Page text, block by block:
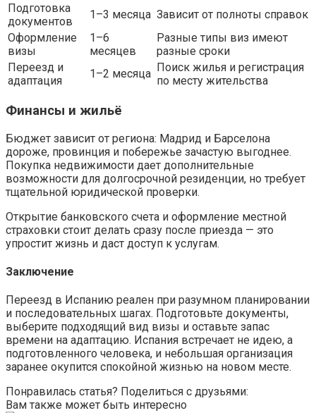
Подготовка
документов
1–3 месяца Зависит от полноты справок
Оформление
визы
1–6
месяцев
Разные типы виз имеют
разные сроки
Переезд и
адаптация
1–2 месяца Поиск жилья и регистрация
по месту жительства
Финансы и жильё
Бюджет зависит от региона: Мадрид и Барселона
дороже, провинция и побережье зачастую выгоднее.
Покупка недвижимости дает дополнительные
возможности для долгосрочной резиденции, но требует
тщательной юридической проверки.
Открытие банковского счета и оформление местной
страховки стоит делать сразу после приезда — это
упростит жизнь и даст доступ к услугам.
Заключение
Переезд в Испанию реален при разумном планировании
и последовательных шагах. Подготовьте документы,
выберите подходящий вид визы и оставьте запас
времени на адаптацию. Испания встречает не идею, а
подготовленного человека, и небольшая организация
заранее окупится спокойной жизнью на новом месте.
Понравилась статья? Поделиться с друзьями:
Вам также может быть интересно